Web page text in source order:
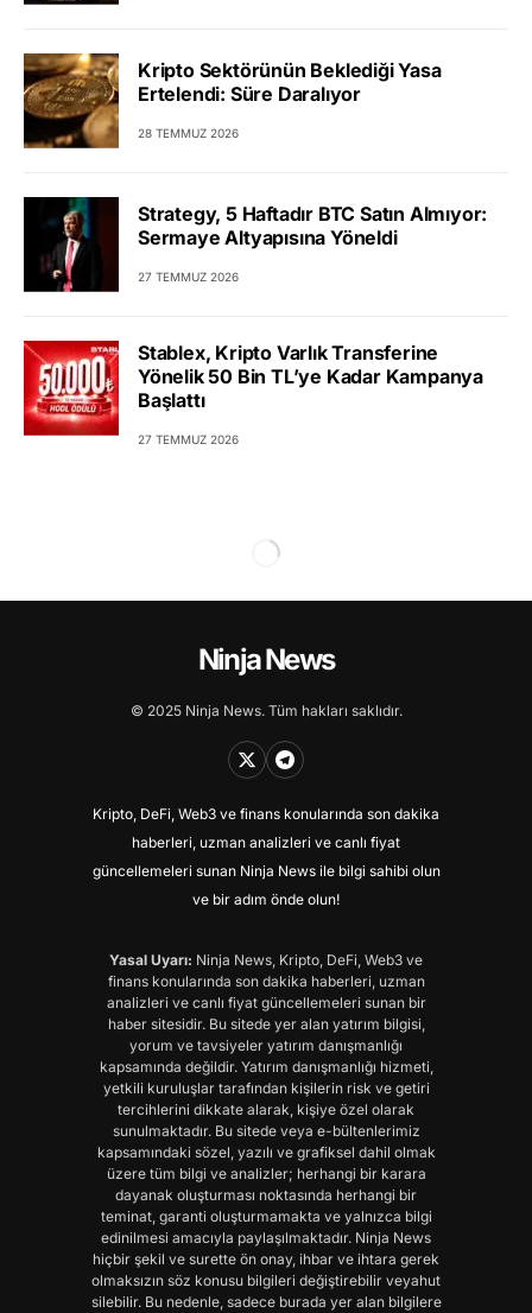
Kripto Sektörünün Beklediği Yasa
Ertelendi: Süre Daralıyor
28 TEMMUZ 2026
Strategy, 5 Haftadır BTC Satın Almıyor:
Sermaye Altyapısına Yöneldi
27 TEMMUZ 2026
Stablex, Kripto Varlık Transferine
Yönelik 50 Bin TL’ye Kadar Kampanya
Başlattı
27 TEMMUZ 2026
Ninja News
© 2025 Ninja News. Tüm hakları saklıdır.
Kripto, DeFi, Web3 ve finans konularında son dakika
haberleri, uzman analizleri ve canlı fiyat
güncellemeleri sunan Ninja News ile bilgi sahibi olun
ve bir adım önde olun!
Yasal Uyarı: Ninja News, Kripto, DeFi, Web3 ve
finans konularında son dakika haberleri, uzman
analizleri ve canlı fiyat güncellemeleri sunan bir
haber sitesidir. Bu sitede yer alan yatırım bilgisi,
yorum ve tavsiyeler yatırım danışmanlığı
kapsamında değildir. Yatırım danışmanlığı hizmeti,
yetkili kuruluşlar tarafından kişilerin risk ve getiri
tercihlerini dikkate alarak, kişiye özel olarak
sunulmaktadır. Bu sitede veya e-bültenlerimiz
kapsamındaki sözel, yazılı ve grafiksel dahil olmak
üzere tüm bilgi ve analizler; herhangi bir karara
dayanak oluşturması noktasında herhangi bir
teminat, garanti oluşturmamakta ve yalnızca bilgi
edinilmesi amacıyla paylaşılmaktadır. Ninja News
hiçbir şekil ve surette ön onay, ihbar ve ihtara gerek
olmaksızın söz konusu bilgileri değiştirebilir veyahut
silebilir. Bu nedenle, sadece burada yer alan bilgilere